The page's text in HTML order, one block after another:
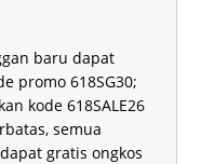
baru dapat
promo 618SG30;
kode 618SALE26
semua
gratis ongkos